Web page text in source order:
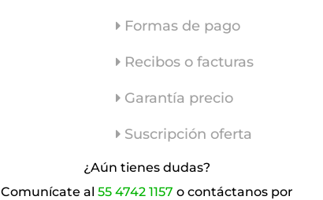
Formas de pago
Recibos o facturas
Garantía precio
Suscripción oferta
¿Aún tienes dudas?
Comunícate al 55 4742 1157 o contáctanos por